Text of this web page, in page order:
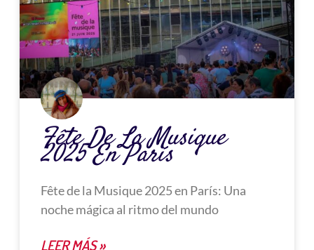
Fête De La Musique
2025 En París
Fête de la Musique 2025 en París: Una
noche mágica al ritmo del mundo
LEER MÁS »